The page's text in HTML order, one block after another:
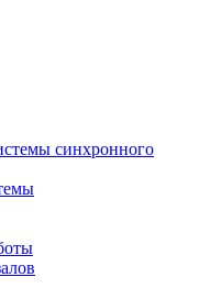
синхронного